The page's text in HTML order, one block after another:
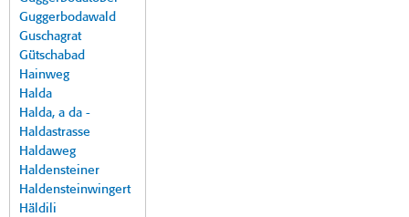
Guggerbodawald
Guschagrat
Gütschabad
Hainweg
Halda
Halda, a da -
Haldastrasse
Haldaweg
Haldensteiner
Haldensteinwingert
Häldili